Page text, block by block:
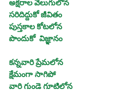
అక్షరాల వెలుగులోన
సరిదిద్దుకో జీవితం
పుస్తకాల కోటలోన
పొందుకో  విజ్ఞానం
కన్నవారి ప్రేమలోన
క్షేమంగా సాగిపో
వారి గుండె గూటిలోన